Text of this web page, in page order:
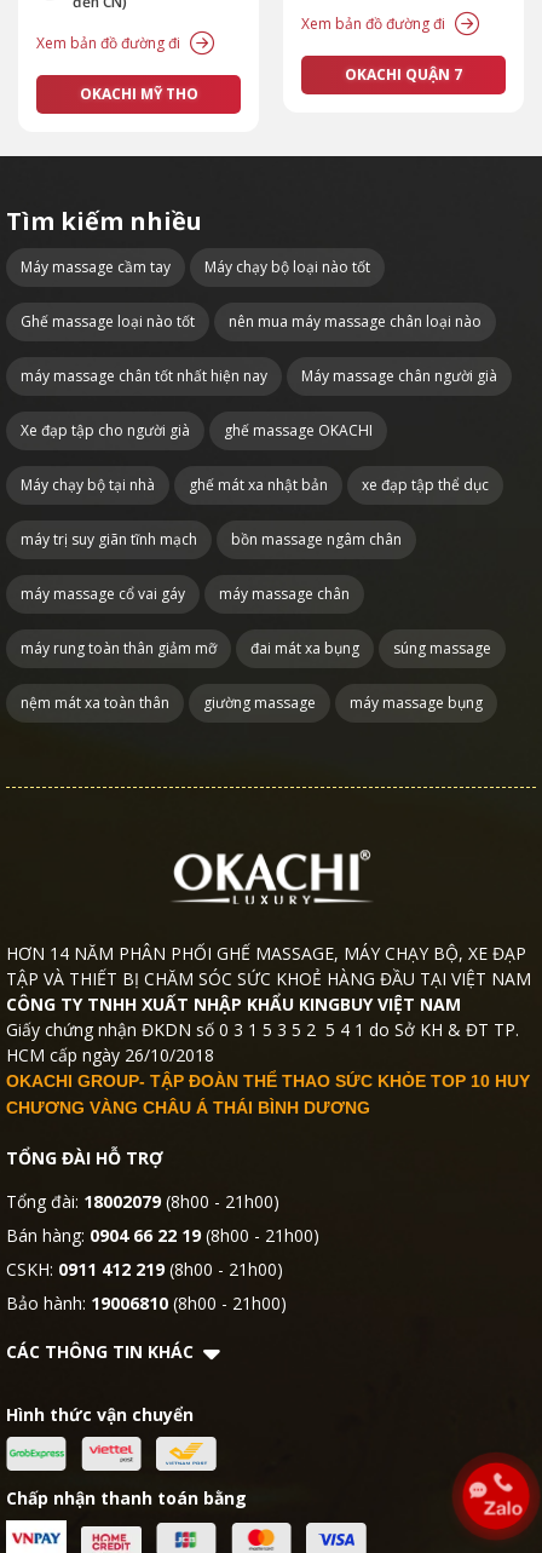
Xem bản đồ đường đi
OKACHI MỸ THO
Xem bản đồ đường đi
OKACHI QUẬN 7
Tìm kiếm nhiều
Máy massage cầm tay Máy chạy bộ loại nào tốt
Ghế massage loại nào tốt nên mua máy massage chân loại nào
máy massage chân tốt nhất hiện nay Máy massage chân người già
Xe đạp tập cho người già ghế massage OKACHI
Máy chạy bộ tại nhà ghế mát xa nhật bản xe đạp tập thể dục
máy trị suy giãn tĩnh mạch bồn massage ngâm chân
máy massage cổ vai gáy máy massage chân
máy rung toàn thân giảm mỡ đai mát xa bụng súng massage
nệm mát xa toàn thân giường massage máy massage bụng
HƠN 14 NĂM PHÂN PHỐI GHẾ MASSAGE, MÁY CHẠY BỘ, XE ĐẠP
TẬP VÀ THIẾT BỊ CHĂM SÓC SỨC KHOẺ HÀNG ĐẦU TẠI VIỆT NAM
CÔNG TY TNHH XUẤT NHẬP KHẨU KINGBUY VIỆT NAM
Giấy chứng nhận ĐKDN số 0 3 1 5 3 5 2 5 4 1 do Sở KH & ĐT TP.
HCM cấp ngày 26/10/2018
OKACHI GROUP- TẬP ĐOÀN THỂ THAO SỨC KHỎE TOP 10 HUY
CHƯƠNG VÀNG CHÂU Á THÁI BÌNH DƯƠNG
TỔNG ĐÀI HỖ TRỢ
Tổng đài: 18002079(8h00 - 21h00)
Bán hàng: 0904 66 22 19(8h00 - 21h00)
CSKH: 0911 412 219(8h00 - 21h00)
Bảo hành: 19006810 (8h00 - 21h00)
CÁC THÔNG TIN KHÁC
Hình thức vận chuyển
Chấp nhận thanh toán bằng